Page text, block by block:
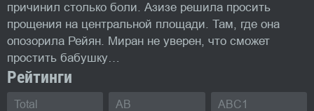
причинил столько боли. Азизе решила просить
прощения на центральной площади. Там, где она
опозорила Рейян. Миран не уверен, что сможет
простить бабушку…
Рейтинги
Total AB ABC1